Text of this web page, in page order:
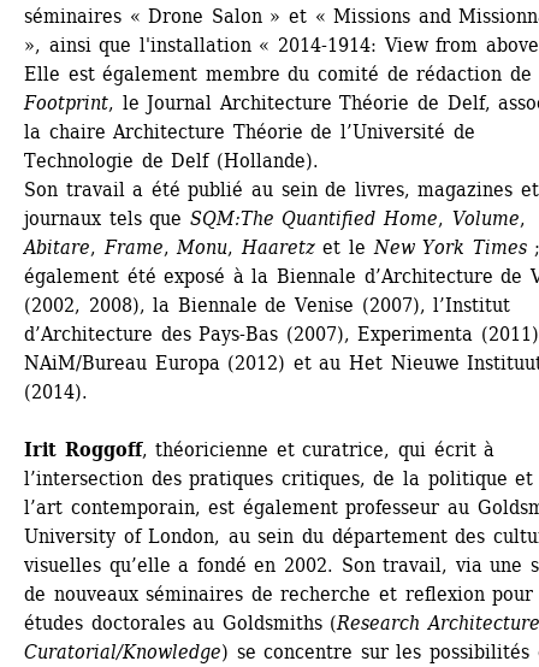
séminaires « Drone Salon » et « Missions and
», ainsi que l'installation « 2014-1914: View from
Elle est également membre du comité de rédaction de
Footprint, le Journal Architecture Théorie de Delf,
la chaire Architecture Théorie de l’Université de
Technologie de Delf (Hollande).
Son travail a été publié au sein de livres, magazines et
journaux tels que SQM:The Quantified Home, Volume,
Abitare, Frame, Monu, Haaretzet le New York Times;
également été exposé à la Biennale d’Architecture de
(2002, 2008), la Biennale de Venise (2007), l’Institut
d’Architecture des Pays-Bas (2007), Experimenta
NAiM/Bureau Europa (2012) et au Het Nieuwe
(2014).
Irit Roggoff, théoricienne et curatrice, qui écrit à
l’intersection des pratiques critiques, de la politique et
l’art contemporain, est également professeur au
University of London, au sein du département des
visuelles qu’elle a fondé en 2002. Son travail, via une
de nouveaux séminaires de recherche et reflexion pour
études doctorales au Goldsmiths (Research
Curatorial/Knowledge) se concentre sur les possibilités